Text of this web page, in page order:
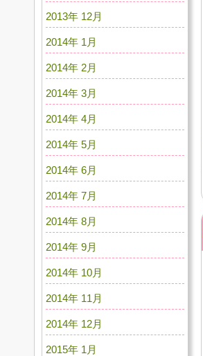
2013年 12月
2014年 1月
2014年 2月
2014年 3月
2014年 4月
2014年 5月
2014年 6月
2014年 7月
2014年 8月
2014年 9月
2014年 10月
2014年 11月
2014年 12月
2015年 1月